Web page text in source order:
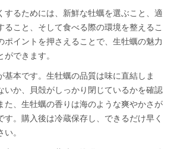
するためには、新鮮な牡蠣を選ぶこと、適
ること、そして食べる際の環境を整えるこ
ポイントを押さえることで、生牡蠣の魅力
できます。
基本です。生牡蠣の品質は味に直結しま
いか、貝殻がしっかり閉じているかを確認
た、生牡蠣の香りは海のような爽やかさが
す。購入後は冷蔵保存し、できるだけ早く
。